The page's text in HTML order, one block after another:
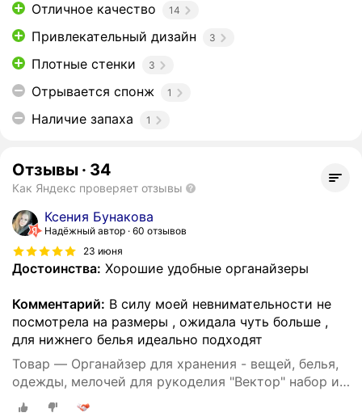
Отличное качество 14
Привлекательный дизайн 3
Плотные стенки 3
Отрывается спонж 1
Наличие запаха 1
Отзывы · 34
Как Яндекс проверяет отзывы
Ксения Бунакова
Надёжный автор 60 отзывов
23 июня
Достоинства: Хорошие удобные органайзеры
Комментарий: В силу моей невнимательности не
посмотрела на размеры , ожидала чуть больше ,
для нижнего белья идеально подходят
Товар — Органайзер для хранения - вещей, белья,
одежды, мелочей для рукоделия "Вектор" набор из
3х штук